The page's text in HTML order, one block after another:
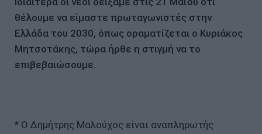
θέλουμε να είμαστε πρωταγωνιστές στην
Ελλάδα του 2030, όπως οραματίζεται ο Κυριάκος
Μητσοτάκης, τώρα ήρθε η στιγμή να το
επιβεβαιώσουμε.
* Ο Δημήτρης Μαλούχος είναι αναπληρωτής